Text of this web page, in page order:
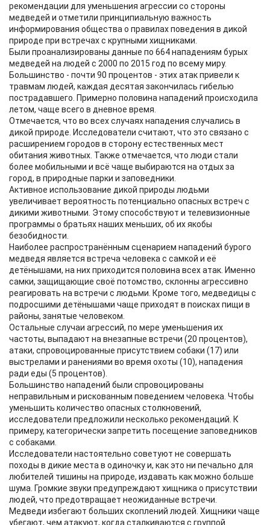
рекомендации для уменьшения агрессии со стороны
медведей и отметили принципиальную важность
информирования общества о правилах поведения в дикой
природе при встречах с крупными хищниками.
Были проанализированы данные по 664 нападениям бурых
медведей на людей с 2000 по 2015 год по всему миру.
Большинство - почти 90 процентов - этих атак привели к
травмам людей, каждая десятая закончилась гибелью
пострадавшего. Примерно половина нападений происходила
летом, чаще всего в дневное время.
Отмечается, что во всех случаях нападения случались в
дикой природе. Исследователи считают, что это связано с
расширением городов в сторону естественных мест
обитания животных. Также отмечается, что люди стали
более мобильными и всё чаще выбираются на отдых за
город, в природные парки и заповедники.
Активное использование дикой природы людьми
увеличивает вероятность потенциально опасных встреч с
дикими животными. Этому способствуют и телевизионные
программы о братьях наших меньших, об их якобы
безобидности.
Наиболее распространённым сценарием нападений бурого
медведя является встреча человека с самкой и её
детёнышами, на них приходится половина всех атак. Именно
самки, защищающие своё потомство, склонны агрессивно
реагировать на встречи с людьми. Кроме того, медведицы с
подросшими детёнышами чаще приходят в поисках пищи в
районы, занятые человеком.
Остальные случаи агрессий, по мере уменьшения их
частоты, выпадают на внезапные встречи (20 процентов),
атаки, спровоцированные присутствием собаки (17) или
выстрелами и ранениями во время охоты (10), нападения
ради еды (5 процентов).
Большинство нападений были спровоцированы
неправильным и рискованным поведением человека. Чтобы
уменьшить количество опасных столкновений,
исследователи предложили несколько рекомендаций. К
примеру, категорически запретить посещение заповедников
с собаками.
Исследователи настоятельно советуют не совершать
походы в дикие места в одиночку и, как это ни печально для
любителей тишины на природе, издавать как можно больше
шума. Громкие звуки предупреждают хищника о присутствии
людей, что предотвращает неожиданные встречи.
Медведи избегают больших скоплений людей. Хищники чаще
убегают, чем атакуют, когда сталкиваются с группой.